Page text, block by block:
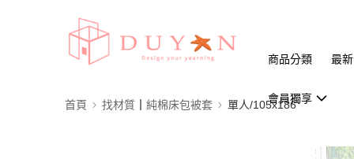
商品分類 最
會員獨享
首頁 找材質┃純棉床包被套 單人/105x186